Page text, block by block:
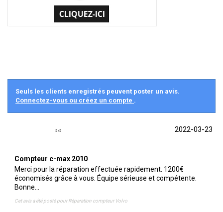
Seuls les clients enregistrés peuvent poster un avis.
Connectez-vous ou créez un compte .
5/5 2022-03-23
Compteur c-max 2010
Merci pour la réparation effectuée rapidement. 1200€
économisés grâce à vous. Équipe sérieuse et compétente.
Bonne...
Cet avis a été posté pourRéparation compteur Volvo